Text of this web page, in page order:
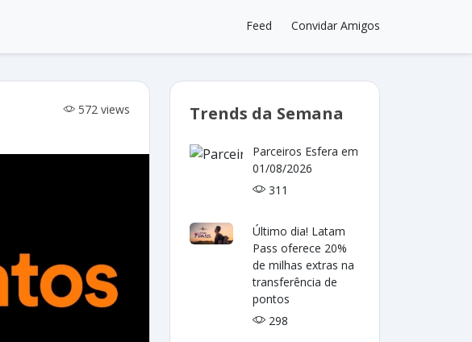
Feed Convidar Amigos
572 views Trends da Semana
Parceiros Esfera em
01/08/2026
311
Último dia! Latam
Pass oferece 20%
de milhas extras na
transferência de
pontos
298